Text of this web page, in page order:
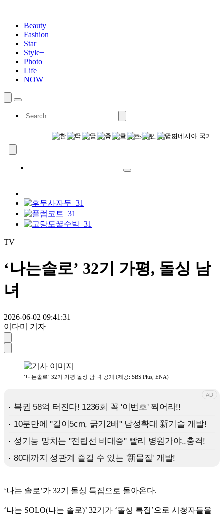
Beauty
Fashion
Star
Style+
Photo
Life
NOW
TV
‘나는솔로’ 32기 가평, 돌싱 남
녀
2026-06-02 09:41:31
이다미 기자
‘나는솔로’ 32기 가평 돌싱 남 녀 공개 (제공: SBS Plus, ENA)
‘나는 솔로’가 32기 돌싱 특집으로 돌아온다.
‘나는 SOLO(나는 솔로)’ 32기가 ‘돌싱 특집’으로 시청자들을